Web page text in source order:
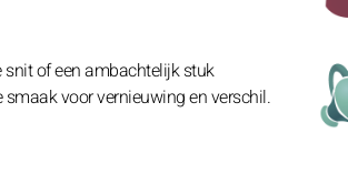
snit of een ambachtelijk stuk
voor vernieuwing en verschil.